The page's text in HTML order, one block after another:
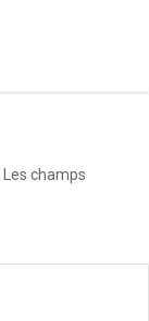
Les champs